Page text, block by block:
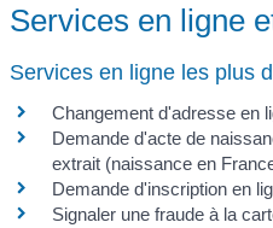
Services en ligne
Services en ligne les plus
Changement d'adresse en
Demande d'acte de
extrait (naissance en
Demande d'inscription en
Signaler une fraude à la